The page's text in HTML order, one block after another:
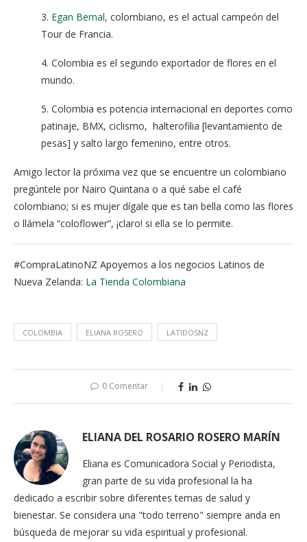
3. Egan Bernal, colombiano, es el actual campeón del
Tour de Francia.
4. Colombia es el segundo exportador de flores en el
mundo.
5. Colombia es potencia internacional en deportes como
patinaje, BMX, ciclismo, halterofilia [levantamiento de
pesas] y salto largo femenino, entre otros.
Amigo lector la próxima vez que se encuentre un colombiano
pregúntele por Nairo Quintana o a qué sabe el café
colombiano; si es mujer dígale que es tan bella como las flores
o llámela “coloflower”, ¡claro! si ella se lo permite.
#CompraLatinoNZ Apoyemos a los negocios Latinos de
Nueva Zelanda: La Tienda Colombiana
COLOMBIA ELIANA ROSERO LATIDOSNZ
0 Comentar
ELIANA DEL ROSARIO ROSERO MARÍN
Eliana es Comunicadora Social y Periodista,
gran parte de su vida profesional la ha
dedicado a escribir sobre diferentes temas de salud y
bienestar. Se considera una "todo terreno" siempre anda en
búsqueda de mejorar su vida espiritual y profesional.